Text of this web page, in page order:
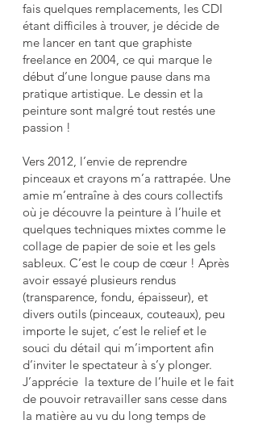
fais quelques remplacements, les CDI
étant difficiles à trouver, je décide de
me lancer en tant que graphiste
freelance en 2004, ce qui marque le
début d’une longue pause dans ma
pratique artistique. Le dessin et la
peinture sont malgré tout restés une
passion !
Vers 2012, l’envie de reprendre
pinceaux et crayons m’a rattrapée. Une
amie m’entraîne à des cours collectifs
où je découvre la peinture à l’huile et
quelques techniques mixtes comme le
collage de papier de soie et les gels
sableux. C’est le coup de cœur ! Après
avoir essayé plusieurs rendus
(transparence, fondu, épaisseur), et
divers outils (pinceaux, couteaux), peu
importe le sujet, c’est le relief et le
souci du détail qui m’importent afin
d’inviter le spectateur à s’y plonger.
J’apprécie la texture de l’huile et le fait
de pouvoir retravailler sans cesse dans
la matière au vu du long temps de